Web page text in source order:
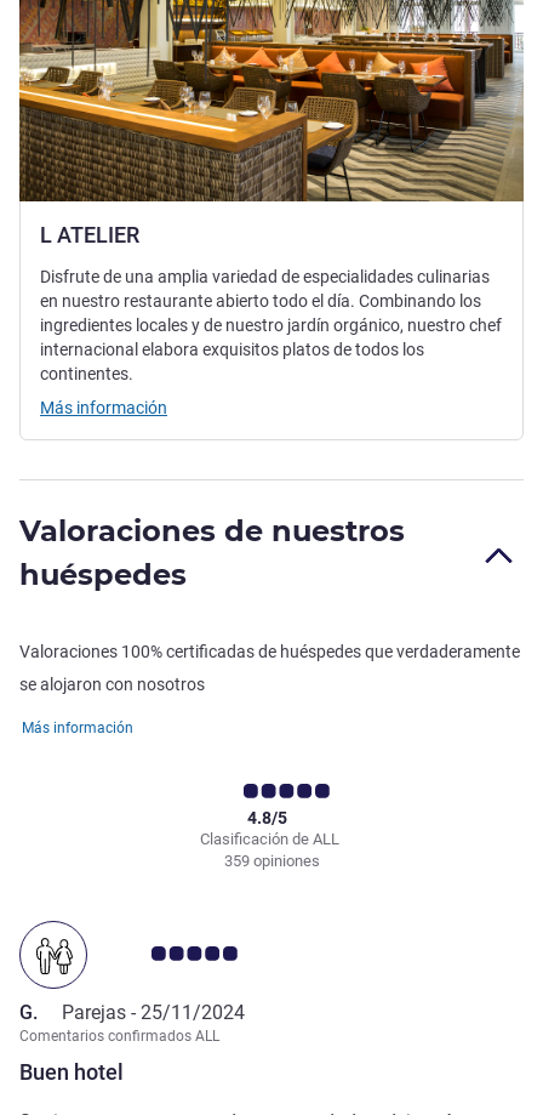
L ATELIER
Disfrute de una amplia variedad de especialidades culinarias
en nuestro restaurante abierto todo el día. Combinando los
ingredientes locales y de nuestro jardín orgánico, nuestro chef
internacional elabora exquisitos platos de todos los
continentes.
Más información
Valoraciones de nuestros
huéspedes
Valoraciones 100% certificadas de huéspedes que verdaderamente
se alojaron con nosotros
Más información
Clasificación de ALL
4.8/5
359 opiniones
Buen hotel
Nota de clientes de Avis 5.0/5
G. Parejas - 25/11/2024
Comentarios confirmados ALL